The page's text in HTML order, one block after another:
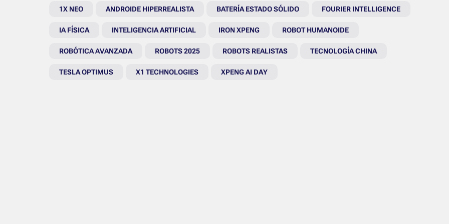
1X NEO ANDROIDE HIPERREALISTA BATERÍA ESTADO SÓLIDO FOURIER INTELLIGENCE
IA FÍSICA INTELIGENCIA ARTIFICIAL IRON XPENG ROBOT HUMANOIDE
ROBÓTICA AVANZADA ROBOTS 2025 ROBOTS REALISTAS TECNOLOGÍA CHINA
TESLA OPTIMUS X1 TECHNOLOGIES XPENG AI DAY